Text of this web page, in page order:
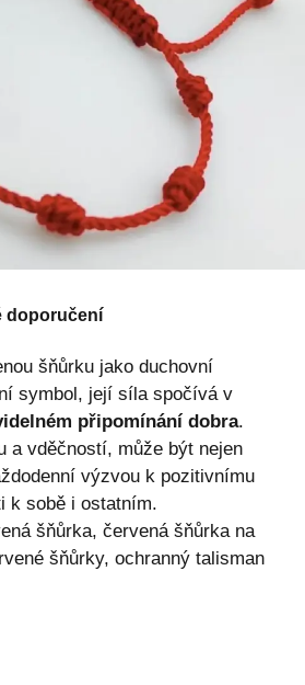
doporučení
šňůrku jako duchovní
symbol, její síla spočívá v
připomínání dobra.
a vděčností, může být nejen
výzvou k pozitivnímu
k sobě i ostatním.
šňůrka, červená šňůrka na
šňůrky, ochranný talisman